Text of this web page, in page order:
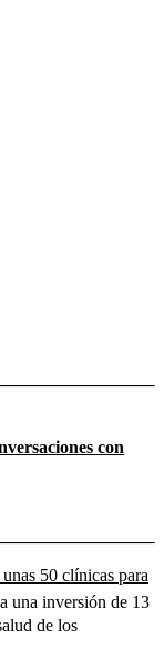
con
50 clínicas para
una inversión de 13
de los